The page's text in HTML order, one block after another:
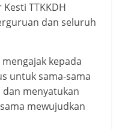
TTKKDH
dan seluruh
kepada
untuk sama-sama
dan menyatukan
mewujudkan